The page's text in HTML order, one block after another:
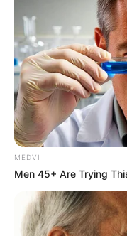
MEDVI
Men 45+ Are Trying